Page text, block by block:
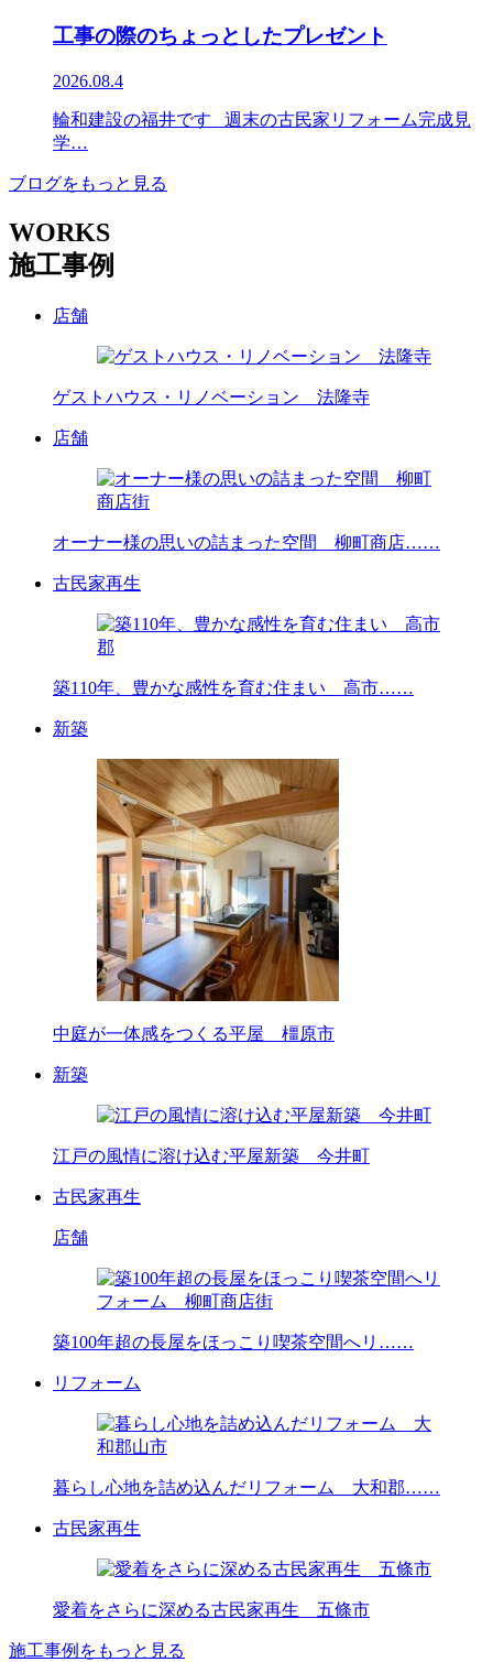
工事の際のちょっとしたプレゼント
2026.08.4
輪和建設の福井です 週末の古民家リフォーム完成見
学…
ブログをもっと見る
WORKS
施工事例
店舗
ゲストハウス・リノベーション 法隆寺
店舗
オーナー様の思いの詰まった空間 柳町商店……
古民家再生
築110年、豊かな感性を育む住まい 高市……
新築
中庭が一体感をつくる平屋 橿原市
新築
江戸の風情に溶け込む平屋新築 今井町
古民家再生
店舗
築100年超の長屋をほっこり喫茶空間へリ……
リフォーム
暮らし心地を詰め込んだリフォーム 大和郡……
古民家再生
愛着をさらに深める古民家再生 五條市
施工事例をもっと見る